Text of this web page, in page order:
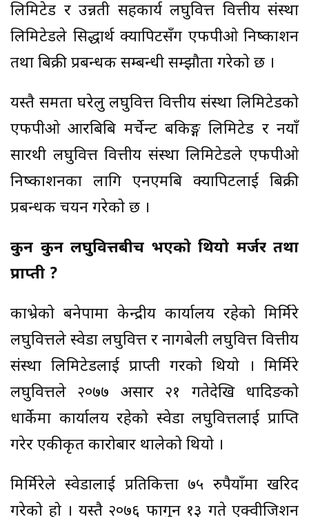
लिमिटेड र उन्नती सहकार्य लघुवित्त वित्तीय संस्था
लिमिटेडले सिद्धार्थ क्यापिटसँग एफपीओ निष्काशन
तथा बिक्री प्रबन्धक सम्बन्धी सम्झौता गरेको छ ।
यस्तै समता घरेलु लघुवित्त वित्तीय संस्था लिमिटेडको
एफपीओ आरबिबि मर्चेन्ट बैंकिङ्ग लिमिटेड र नयाँ
सारथी लघुवित्त वित्तीय संस्था लिमिटेडले एफपीओ
निष्काशनका लागि एनएमबि क्यापिटलाई बिक्री
प्रबन्धक चयन गरेको छ ।
कुन कुन लघुवित्तबीच भएको थियो मर्जर तथा
प्राप्ती ?
काभ्रेको बनेपामा केन्द्रीय कार्यालय रहेको मिर्मिरे
लघुवित्तले स्वेडा लघुवित्त र नागबेली लघुवित्त वित्तीय
संस्था लिमिटेडलाई प्राप्ती गरको थियो । मिर्मिरे
लघुवित्तले २०७७ असार २१ गतेदेखि धादिङको
धार्केमा कार्यालय रहेको स्वेडा लघुवित्तलाई प्राप्ति
गरेर एकीकृत कारोबार थालेको थियो ।
मिर्मिरेले स्वेडालाई प्रतिकित्ता ७५ रुपैयाँमा खरिद
गरेको हो । यस्तै २०७६ फागुन १३ गते एक्वीजिशन